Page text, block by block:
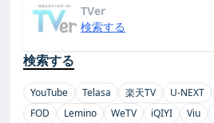
TVer
検索する
検索する
YouTube Telasa 楽天TV U-NEXT
FOD
Lemino WeTV iQIYI Viu